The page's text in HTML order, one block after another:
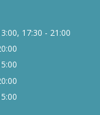
17:30 - 21:00